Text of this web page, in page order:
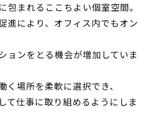
包まれるここちよい個室空間。
進により、オフィス内でもオン
ョンをとる機会が増加していま
く場所を柔軟に選択でき、
て仕事に取り組めるようにしま